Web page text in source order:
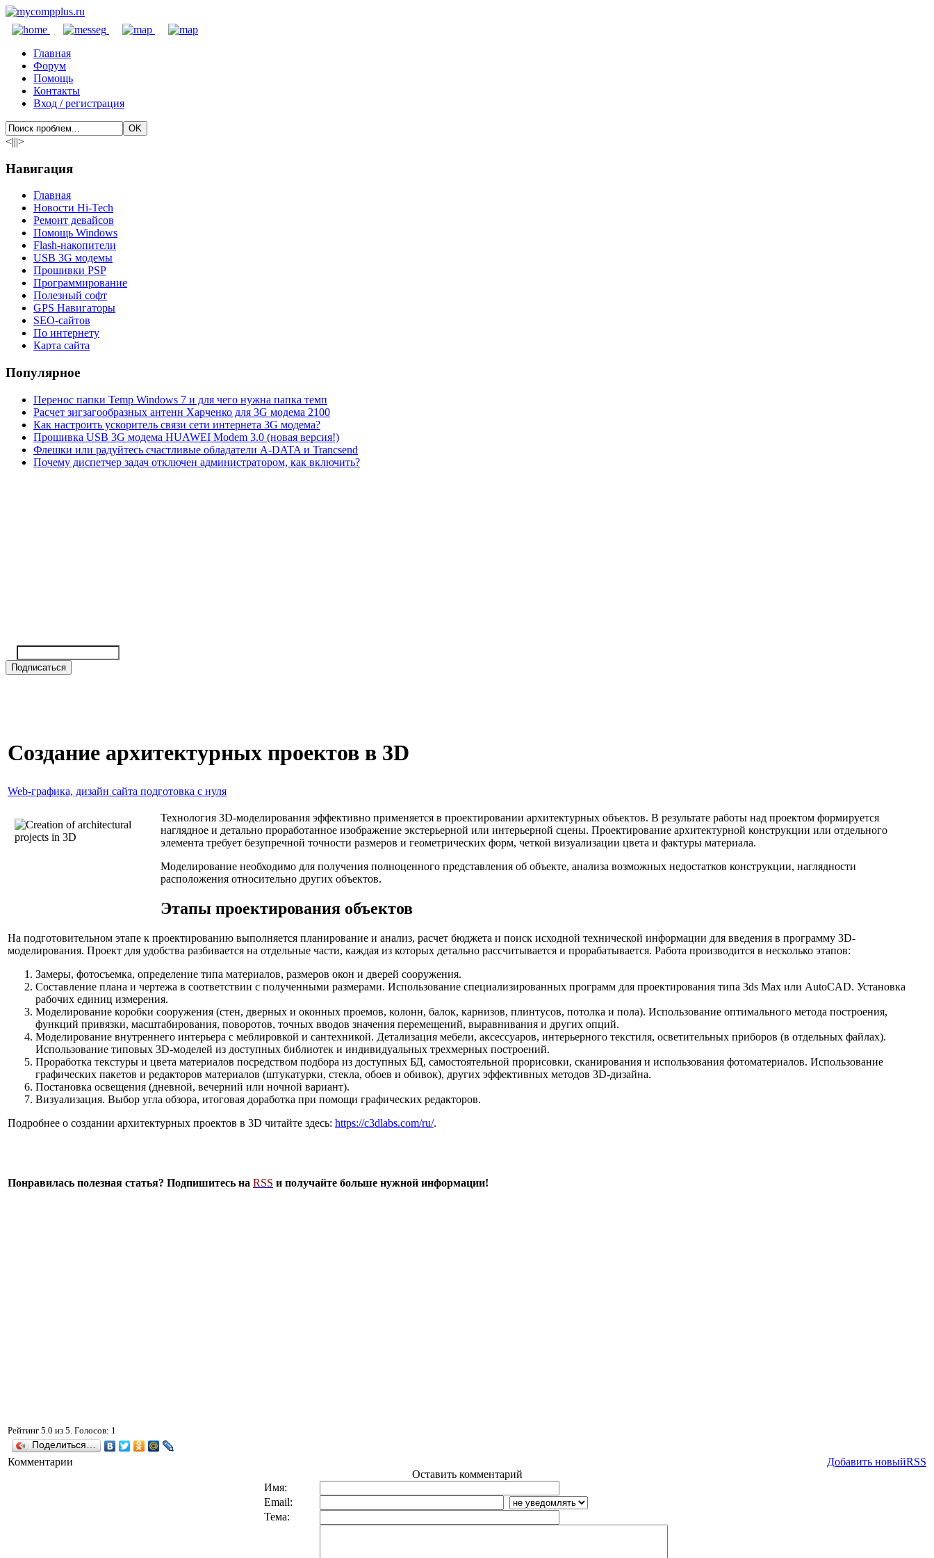
Главная
Форум
Помощь
Контакты
Вход / регистрация
<|||>
Навигация
Главная
Новости Hi-Tech
Ремонт девайсов
Помощь Windows
Flash-накопители
USB 3G модемы
Прошивки PSP
Программирование
Полезный софт
GPS Навигаторы
SEO-сайтов
По интернету
Карта сайта
Популярное
Перенос папки Temp Windows 7 и для чего нужна папка темп
Расчет зигзагообразных антенн Харченко для 3G модема 2100
Как настроить ускоритель связи сети интернета 3G модема?
Прошивка USB 3G модема HUAWEI Modem 3.0 (новая версия!)
Флешки или радуйтесь счастливые обладатели A-DATA и Trancsend
Почему диспетчер задач отключен администратором, как включить?
Создание архитектурных проектов в 3D
Web-графика, дизайн сайта подготовка с нуля
Технология 3D-моделирования эффективно применяется в проектировании архитектурных объектов. В результате работы над проектом формируется
наглядное и детально проработанное изображение экстерьерной или интерьерной сцены. Проектирование архитектурной конструкции или отдельного
элемента требует безупречной точности размеров и геометрических форм, четкой визуализации цвета и фактуры материала.
Моделирование необходимо для получения полноценного представления об объекте, анализа возможных недостатков конструкции, наглядности
расположения относительно других объектов.
Этапы проектирования объектов
На подготовительном этапе к проектированию выполняется планирование и анализ, расчет бюджета и поиск исходной технической информации для введения в программу 3D-
моделирования. Проект для удобства разбивается на отдельные части, каждая из которых детально рассчитывается и прорабатывается. Работа производится в несколько этапов:
Замеры, фотосъемка, определение типа материалов, размеров окон и дверей сооружения.
Составление плана и чертежа в соответствии с полученными размерами. Использование специализированных программ для проектирования типа 3ds Max или AutoCAD. Установка
рабочих единиц измерения.
Моделирование коробки сооружения (стен, дверных и оконных проемов, колонн, балок, карнизов, плинтусов, потолка и пола). Использование оптимального метода построения,
функций привязки, масштабирования, поворотов, точных вводов значения перемещений, выравнивания и других опций.
Моделирование внутреннего интерьера с меблировкой и сантехникой. Детализация мебели, аксессуаров, интерьерного текстиля, осветительных приборов (в отдельных файлах).
Использование типовых 3D-моделей из доступных библиотек и индивидуальных трехмерных построений.
Проработка текстуры и цвета материалов посредством подбора из доступных БД, самостоятельной прорисовки, сканирования и использования фотоматериалов. Использование
графических пакетов и редакторов материалов (штукатурки, стекла, обоев и обивок), других эффективных методов 3D-дизайна.
Постановка освещения (дневной, вечерний или ночной вариант).
Визуализация. Выбор угла обзора, итоговая доработка при помощи графических редакторов.
Подробнее о создании архитектурных проектов в 3D читайте здесь: https://c3dlabs.com/ru/.
Понравилась полезная статья? Подпишитесь на RSS и получайте больше нужной информации!
Рейтинг 5.0 из 5 . Голосов: 1
Поделиться…
Комментарии Добавить новыйRSS
Оставить комментарий
Имя:
Email:
Тема: